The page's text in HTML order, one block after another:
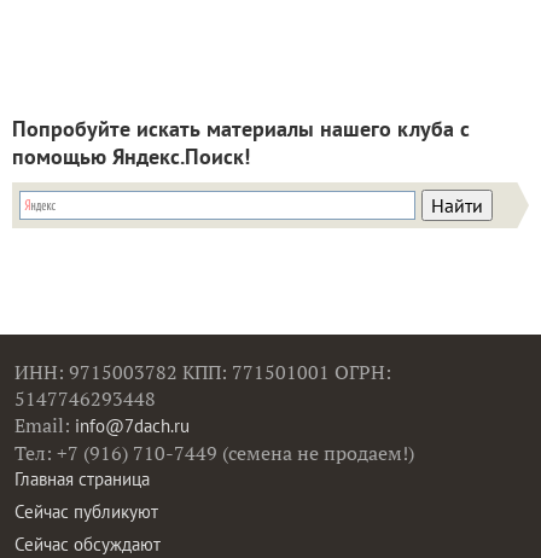
Попробуйте искать материалы нашего клуба с
помощью Яндекс.Поиск!
ИНН: 9715003782 КПП: 771501001 ОГРН:
5147746293448
Email: info@7dach.ru
Тел: +7 (916) 710-7449 (семена не продаем!)
Главная страница
Сейчас публикуют
Сейчас обсуждают